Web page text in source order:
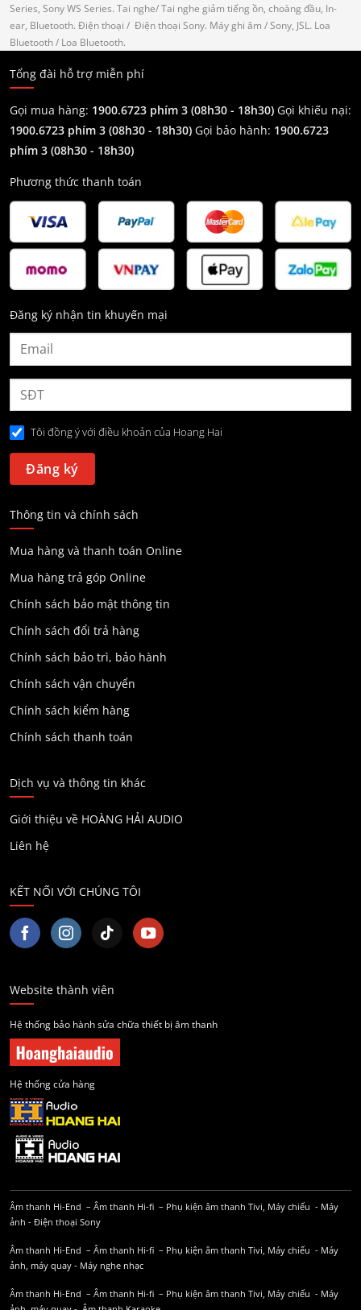
Series, Sony WS Series. Tai nghe/ Tai nghe giảm tiếng ồn, choàng đầu, In-
ear, Bluetooth. Điện thoại / Điện thoại Sony. Máy ghi âm / Sony, JSL. Loa
Bluetooth/ Loa Bluetooth.
Tổng đài hỗ trợ miễn phí
Gọi mua hàng: 1900.6723 phím 3 (08h30 - 18h30) Gọi khiếu nại:
1900.6723 phím 3 (08h30 - 18h30) Gọi bảo hành: 1900.6723
phím 3 (08h30 - 18h30)
Phương thức thanh toán
Đăng ký nhận tin khuyến mại
Tôi đồng ý với điều khoản của Hoang Hai
Thông tin và chính sách
Mua hàng và thanh toán Online
Mua hàng trả góp Online
Chính sách bảo mật thông tin
Chính sách đổi trả hàng
Chính sách bảo trì, bảo hành
Chính sách vận chuyển
Chính sách kiểm hàng
Chính sách thanh toán
Dịch vụ và thông tin khác
Giới thiệu về HOÀNG HẢI AUDIO
Liên hệ
KẾT NỐI VỚI CHÚNG TÔI
Website thành viên
Hệ thống bảo hành sửa chữa thiết bị âm thanh
Hệ thống cửa hàng
Âm thanh Hi-End – Âm thanh Hi-fi – Phụ kiện âm thanh Tivi, Máy chiếu - Máy
ảnh - Điện thoại Sony
Âm thanh Hi-End – Âm thanh Hi-fi – Phụ kiện âm thanh Tivi, Máy chiếu - Máy
ảnh, máy quay - Máy nghe nhạc
Âm thanh Hi-End – Âm thanh Hi-fi – Phụ kiện âm thanh Tivi, Máy chiếu - Máy